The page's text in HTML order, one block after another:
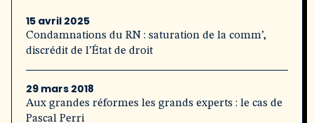
15 avril 2025
Condamnations du RN : saturation de la comm’,
discrédit de l’État de droit
29 mars 2018
Aux grandes réformes les grands experts : le cas de
Pascal Perri